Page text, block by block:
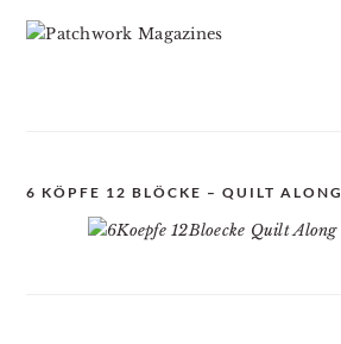
6 KÖPFE 12 BLÖCKE – QUILT ALONG